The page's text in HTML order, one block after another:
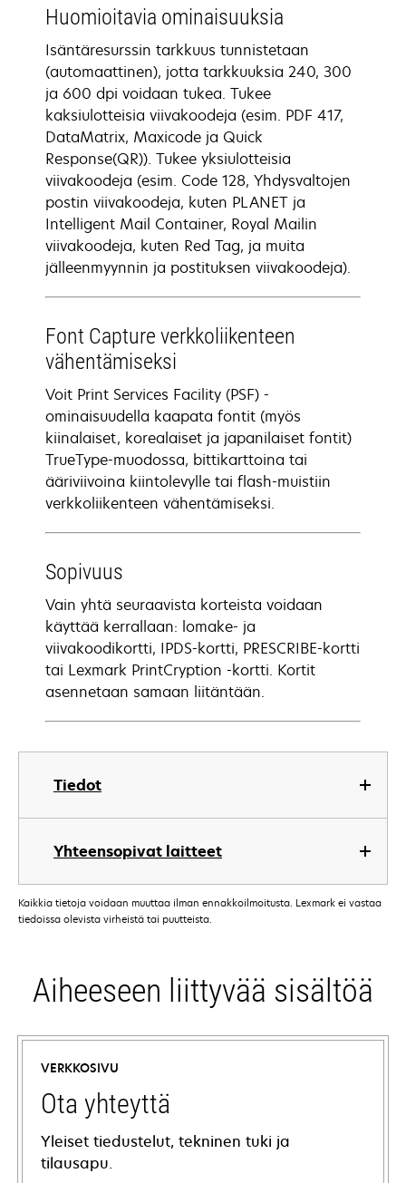
Tiedot
Yhteensopivat laitteet
Huomioitavia ominaisuuksia
Isäntäresurssin tarkkuus tunnistetaan
(automaattinen), jotta tarkkuuksia 240, 300
ja 600 dpi voidaan tukea. Tukee
kaksiulotteisia viivakoodeja (esim. PDF 417,
DataMatrix, Maxicode ja Quick
Response(QR)). Tukee yksiulotteisia
viivakoodeja (esim. Code 128, Yhdysvaltojen
postin viivakoodeja, kuten PLANET ja
Intelligent Mail Container, Royal Mailin
viivakoodeja, kuten Red Tag, ja muita
jälleenmyynnin ja postituksen viivakoodeja).
Font Capture verkkoliikenteen
vähentämiseksi
Voit Print Services Facility (PSF) -
ominaisuudella kaapata fontit (myös
kiinalaiset, korealaiset ja japanilaiset fontit)
TrueType-muodossa, bittikarttoina tai
ääriviivoina kiintolevylle tai flash-muistiin
verkkoliikenteen vähentämiseksi.
Sopivuus
Vain yhtä seuraavista korteista voidaan
käyttää kerrallaan: lomake- ja
viivakoodikortti, IPDS-kortti, PRESCRIBE-kortti
tai Lexmark PrintCryption -kortti. Kortit
asennetaan samaan liitäntään.
Kaikkia tietoja voidaan muuttaa ilman ennakkoilmoitusta. Lexmark ei vastaa
tiedoissa olevista virheistä tai puutteista.
Aiheeseen liittyvää sisältöä
VERKKOSIVU
Ota yhteyttä
Yleiset tiedustelut, tekninen tuki ja
tilausapu.